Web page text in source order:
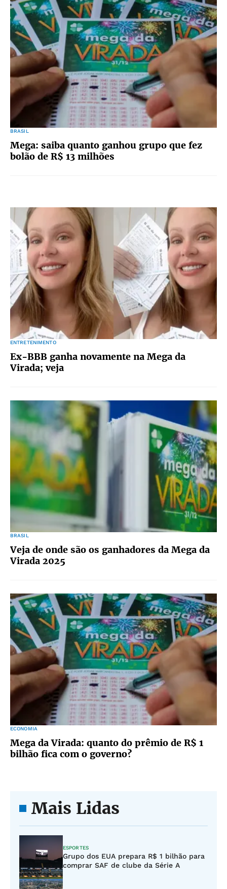
BRASIL
Mega: saiba quanto ganhou grupo que fez
bolão de R$ 13 milhões
ENTRETENIMENTO
Ex-BBB ganha novamente na Mega da
Virada; veja
BRASIL
Veja de onde são os ganhadores da Mega da
Virada 2025
ECONOMIA
Mega da Virada: quanto do prêmio de R$ 1
bilhão fica com o governo?
Mais Lidas
ESPORTES
Grupo dos EUA prepara R$ 1 bilhão para
comprar SAF de clube da Série A